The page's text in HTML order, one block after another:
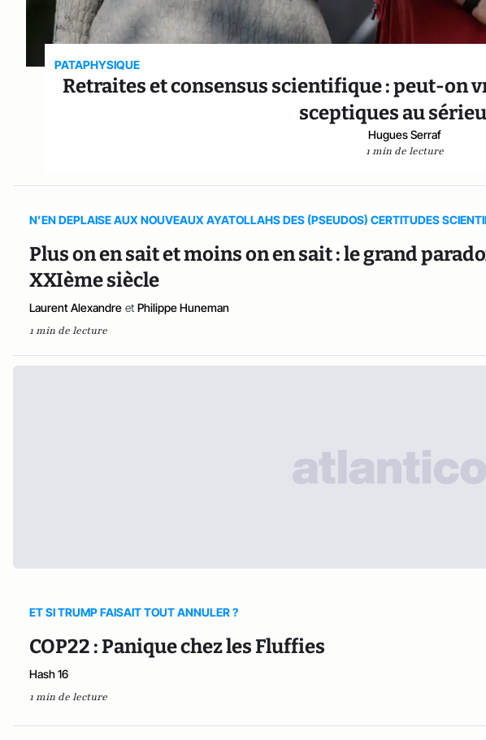
PATAPHYSIQUE
Retraites et consensus scientifique : peut-on
sceptiques au
Hugues Serraf
1 min de lecture
N’EN DEPLAISE AUX NOUVEAUX AYATOLLAHS DES (PSEUDOS) CERTITUDES
Plus on en sait et moins on en sait : le grand
XXIème siècle
Laurent Alexandre et Philippe Huneman
1 min de lecture
ET SI TRUMP FAISAIT TOUT ANNULER ?
COP22 : Panique chez les Fluffies
Hash 16
1 min de lecture